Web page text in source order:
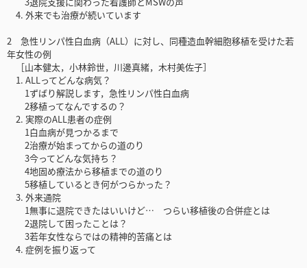
4. 外来でも治療が続いています
2 急性リンパ性白血病（ALL）に対し、同種造血幹細胞移植を受けた若
年女性の例
［山本健太，小林鈴世，川邊真緒，木村美佐子］
1. ALLってどんな病気？
1ずばり解説します，急性リンパ性白血病
2移植ってなんでするの？
2. 実際のALL患者の症例
1白血病が見つかるまで
2治療が始まってからの道のり
3今ってどんな気持ち？
4地固め療法から移植までの道のり
5移植しているとき何がつらかった？
3. 外来通院
1無事に退院できたはいいけど… つらい移植後の合併症とは
2退院して困ったことは？
3若年女性ならではの精神的苦痛とは
4. 症例を振り返って